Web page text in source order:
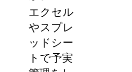
エクセル
やスプレ
ッドシー
トで予実